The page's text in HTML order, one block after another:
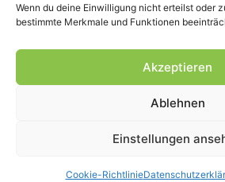
Wenn du deine Einwilligung nicht erteilst oder
bestimmte Merkmale und Funktionen
Akzeptieren
Ablehnen
Einstellungen
Cookie-Richtlinie
Widerrufsbelehrung und -
© Piratenbande - Hosenflicken,